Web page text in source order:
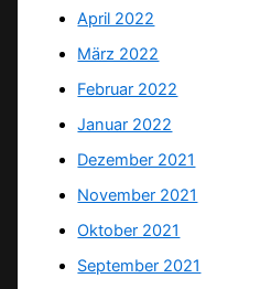
April 2022
März 2022
Februar 2022
Januar 2022
Dezember 2021
November 2021
Oktober 2021
September 2021